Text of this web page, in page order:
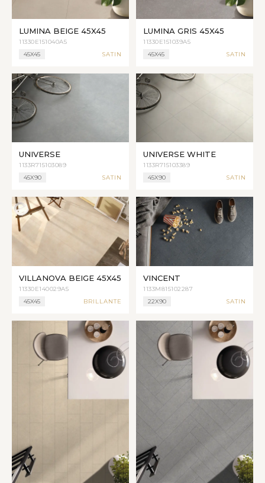
LUMINA BEIGE 45X45
11330E151040A5
45X45
SATIN
LUMINA GRIS 45X45
11330E151039A5
45X45
SATIN
UNIVERSE
1133R715103089
45X90
SATIN
UNIVERSE WHITE
1133R715103389
45X90
SATIN
VILLANOVA BEIGE 45X45
11330E140029A5
45X45
BRILLANTE
VINCENT
1133M815102287
22X90
SATIN